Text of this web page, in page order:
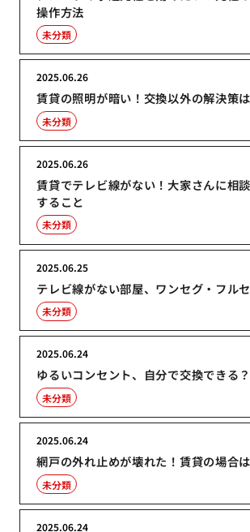
操作方法
未分類
賃貸の照明が暗い！交換以外の解決策
2025.06.26
未分類
賃貸でテレビ線がない！大家さんに相
すること
2025.06.26
未分類
テレビ線がない部屋、ワンセグ・フル
2025.06.25
未分類
ゆるいコンセント、自分で交換できる
2025.06.24
未分類
網戸の外れ止めが壊れた！賃貸の場合
2025.06.24
未分類
2025.06.24